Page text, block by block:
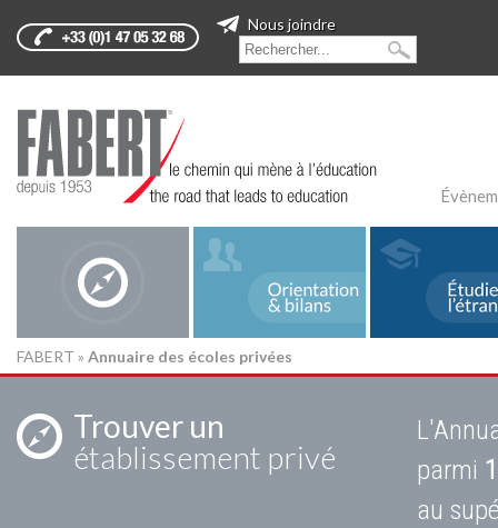
Nous joindre
FABERT » Annuaire des écoles privées
Trouver un
établissement privé
parmi
au